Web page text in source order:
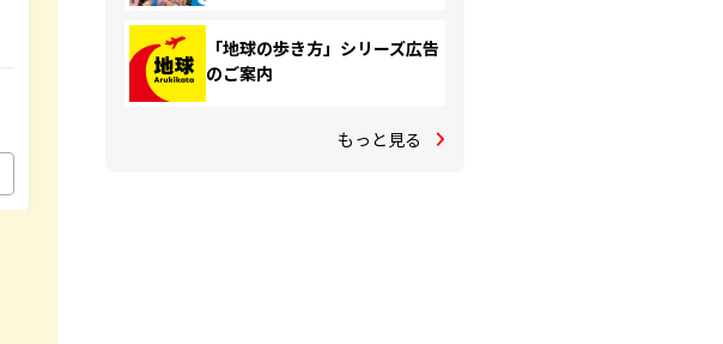
「地球の歩き方」シリーズ広告
のご案内
もっと見る